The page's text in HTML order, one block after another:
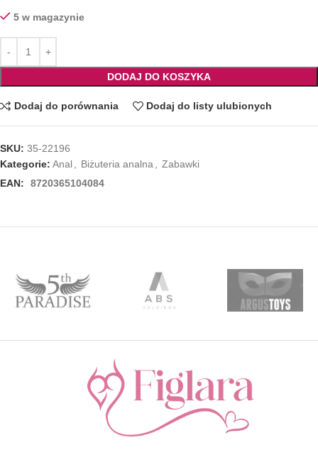
5 w magazynie
DODAJ DO KOSZYKA
Dodaj do porównania Dodaj do listy ulubionych
SKU: 35-22196
Kategorie: Anal Biżuteria analna
Zabawki
EAN:
8720365104084